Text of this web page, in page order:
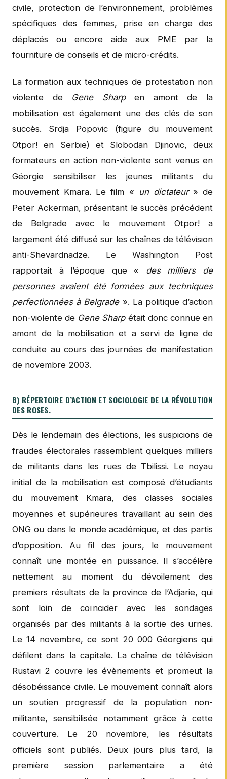
civile, protection de l’environnement, problèmes
spécifiques des femmes, prise en charge des
déplacés ou encore aide aux PME par la
fourniture de conseils et de micro-crédits.
La formation aux techniques de protestation non
violente de Gene Sharpen amont de la
mobilisation est également une des clés de son
succès. Srdja Popovic (figure du mouvement
Otpor! en Serbie) et Slobodan Djinovic, deux
formateurs en action non-violente sont venus en
Géorgie sensibiliser les jeunes militants du
mouvement Kmara. Le film « un dictateur» de
Peter Ackerman, présentant le succès précédent
de Belgrade avec le mouvement Otpor! a
largement été diffusé sur les chaînes de télévision
anti-Shevardnadze. Le Washington Post
rapportait à l’époque que « des milliers de
personnes avaient été formées aux techniques
perfectionnées à Belgrade». La politique d’action
non-violente de Gene Sharpétait donc connue en
amont de la mobilisation et a servi de ligne de
conduite au cours des journées de manifestation
de novembre 2003.
B) RÉPERTOIRE D’ACTION ET SOCIOLOGIE DE LA RÉVOLUTION
DES ROSES.
Dès le lendemain des élections, les suspicions de
fraudes électorales rassemblent quelques milliers
de militants dans les rues de Tbilissi. Le noyau
initial de la mobilisation est composé d’étudiants
du mouvement Kmara, des classes sociales
moyennes et supérieures travaillant au sein des
ONG ou dans le monde académique, et des partis
d’opposition. Au fil des jours, le mouvement
connaît une montée en puissance. Il s’accélère
nettement au moment du dévoilement des
premiers résultats de la province de l’Adjarie, qui
sont loin de coïncider avec les sondages
organisés par des militants à la sortie des urnes.
Le 14 novembre, ce sont 20 000 Géorgiens qui
défilent dans la capitale. La chaîne de télévision
Rustavi 2 couvre les évènements et promeut la
désobéissance civile. Le mouvement connaît alors
un soutien progressif de la population non-
militante, sensibilisée notamment grâce à cette
couverture. Le 20 novembre, les résultats
officiels sont publiés. Deux jours plus tard, la
première session parlementaire a été